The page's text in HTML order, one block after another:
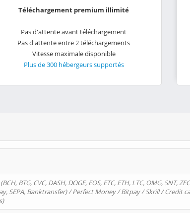
Téléchargement premium illimité
Pas d'attente avant téléchargement
Pas d'attente entre 2 téléchargements
Vitesse maximale disponible
Plus de 300 hébergeurs supportés
BTG, CVC, DASH, DOGE, EOS, ETC, ETH, LTC, OMG, SNT,
SEPA, Banktransfer) / Perfect Money / Bitpay / Skrill / Credit